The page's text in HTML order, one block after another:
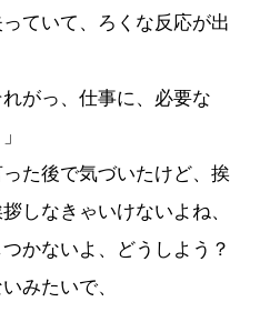
ていて、ろくな反応が出
がっ、仕事に、必要な
た後で気づいたけど、挨
しなきゃいけないよね、
かないよ、どうしよう？
みたいで、